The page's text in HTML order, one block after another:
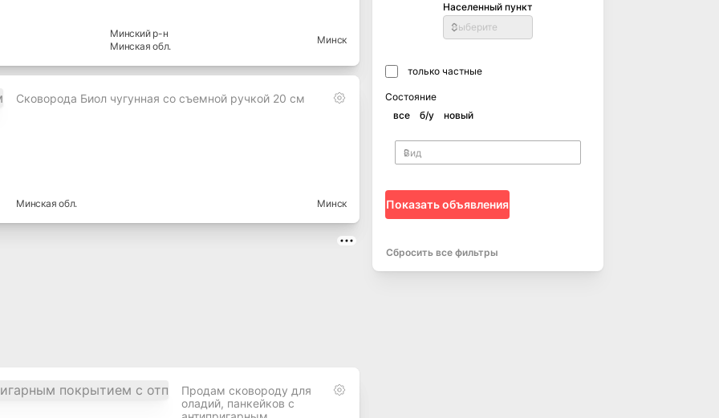
Минскийр-н
Минская обл.
Минск
Сковорода Биол чугунная со съемной ручкой 20 см
Минская обл. Минск
Продам сковороду для
оладий, панкейков с
Населенный пункт
Выберите
только частные
Состояние
все
б/у новый
Показать объявления
Сбросить все фильтры